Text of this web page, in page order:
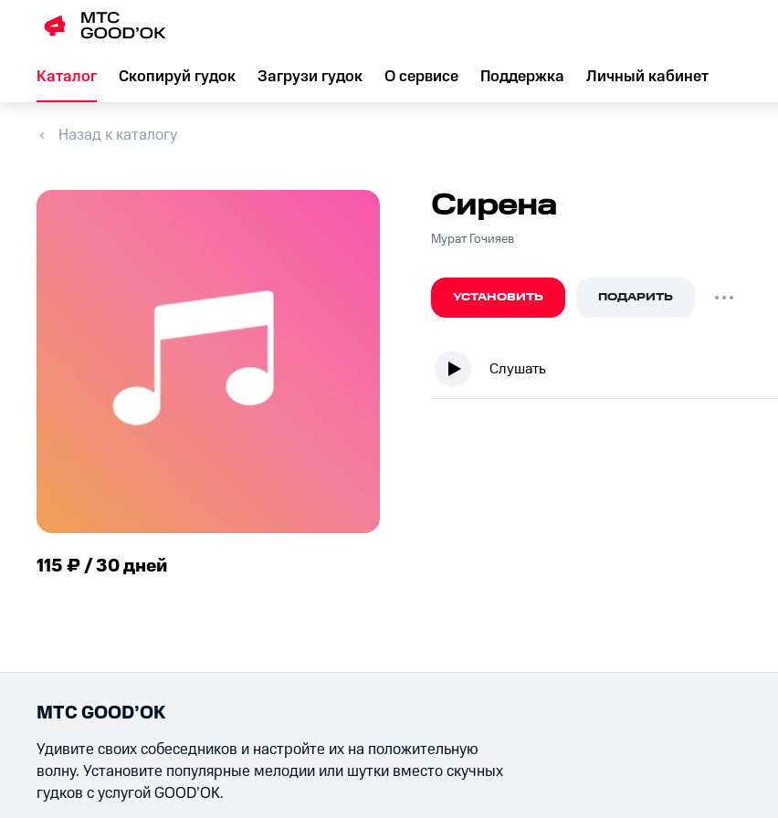
Каталог Скопируй гудок Загрузи гудок О сервисе Поддержка Личный кабинет
Назад к каталогу
115 ₽ / 30 дней
Сирена
Мурат Гочияев
УСТАНОВИТЬ ПОДАРИТЬ
Слушать
МТС GOOD’OK
Удивите своих собеседников и настройте их на положительную
волну. Установите популярные мелодии или шутки вместо скучных
гудков с услугой GOOD’OK.